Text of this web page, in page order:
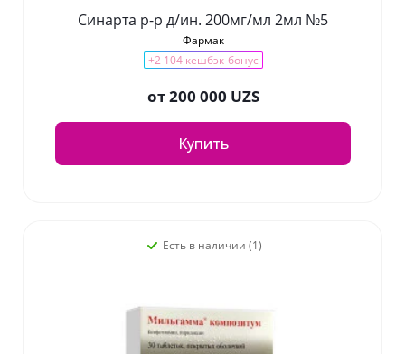
Синарта р-р д/ин. 200мг/мл 2мл №5
Фармак
+2 104 кешбэк-бонус
от200 000 UZS
Купить
Есть в наличии (1)